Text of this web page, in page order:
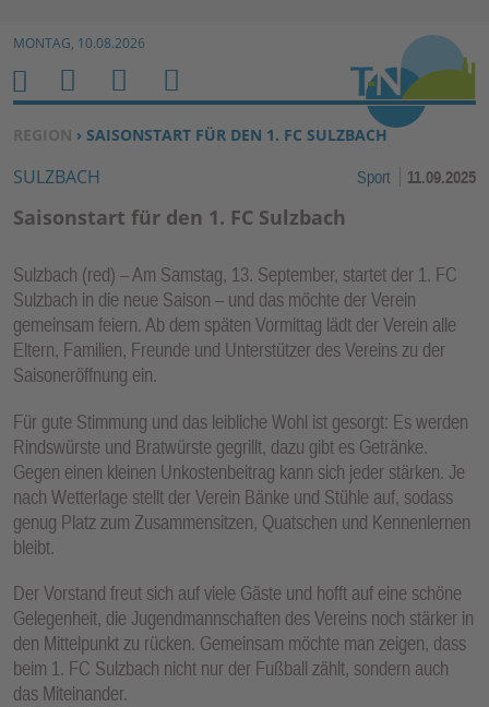
Zum Inhalt springen ↓
MONTAG, 10.08.2026
SIE BEFINDEN SICH HIER:
REGION › SAISONSTART FÜR DEN 1. FC SULZBACH
SULZBACH Sport 11.09.2025
Saisonstart für den 1. FC Sulzbach
Sulzbach (red) – Am Samstag, 13. September, startet der 1. FC
Sulzbach in die neue Saison – und das möchte der Verein
gemeinsam feiern. Ab dem späten Vormittag lädt der Verein alle
Eltern, Familien, Freunde und Unterstützer des Vereins zu der
Saisoneröffnung ein.
Für gute Stimmung und das leibliche Wohl ist gesorgt: Es werden
Rindswürste und Bratwürste gegrillt, dazu gibt es Getränke.
Gegen einen kleinen Unkostenbeitrag kann sich jeder stärken. Je
nach Wetterlage stellt der Verein Bänke und Stühle auf, sodass
genug Platz zum Zusammensitzen, Quatschen und Kennenlernen
bleibt.
Der Vorstand freut sich auf viele Gäste und hofft auf eine schöne
Gelegenheit, die Jugendmannschaften des Vereins noch stärker in
den Mittelpunkt zu rücken. Gemeinsam möchte man zeigen, dass
beim 1. FC Sulzbach nicht nur der Fußball zählt, sondern auch
das Miteinander.
H
O
M
E
M
E
N
U
S
U
E
B
E
T
E
R
F
U
K
TI
O
N
E
N